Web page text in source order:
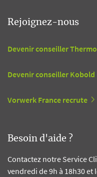
Rejoignez-nous
Devenir conseiller
Devenir conseiller Kobold
Vorwerk France recrute
Besoin d'aide ?
Contactez notre Service
vendredi de 9h à 18h30 et